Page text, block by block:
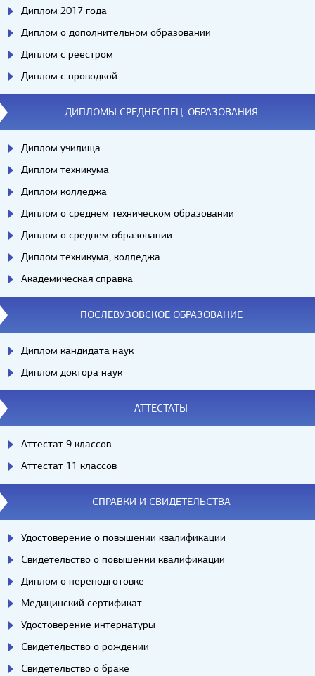
Диплом 2017 года
Диплом о дополнительном образовании
Диплом с реестром
Диплом с проводкой
ДИПЛОМЫ СРЕДНЕСПЕЦ. ОБРАЗОВАНИЯ
Диплом училища
Диплом техникума
Диплом колледжа
Диплом о среднем техническом образовании
Диплом о среднем образовании
Диплом техникума, колледжа
Академическая справка
ПОСЛЕВУЗОВСКОЕ ОБРАЗОВАНИЕ
Диплом кандидата наук
Диплом доктора наук
АТТЕСТАТЫ
Аттестат 9 классов
Аттестат 11 классов
СПРАВКИ И СВИДЕТЕЛЬСТВА
Удостоверение о повышении квалификации
Свидетельство о повышении квалификации
Диплом о переподготовке
Медицинский сертификат
Удостоверение интернатуры
Свидетельство о рождении
Свидетельство о браке